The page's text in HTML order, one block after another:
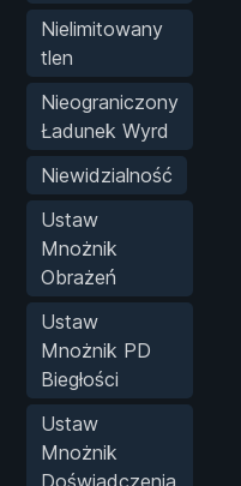
Nielimitowany
tlen
Nieograniczony
Ładunek Wyrd
Niewidzialność
Ustaw
Mnożnik
Obrażeń
Ustaw
Mnożnik PD
Biegłości
Ustaw
Mnożnik
Doświadczenia